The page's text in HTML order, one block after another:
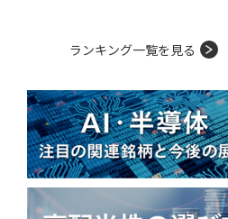
ランキング一覧を見る